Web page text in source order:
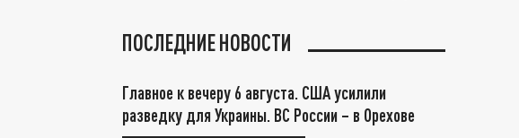
ПОСЛЕДНИЕ НОВОСТИ
Главное к вечеру 6 августа. США усилили
разведку для Украины. ВС России – в Орехове